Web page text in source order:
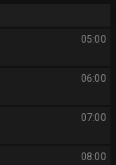
05:00
06:00
07:00
08:00